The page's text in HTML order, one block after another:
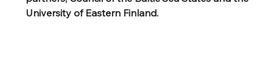
University of Eastern Finland.